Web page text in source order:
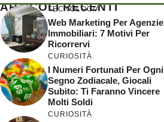
ARTICOLI RECENTI
TECNOLOGIA
Web Marketing Per Agenzie
Immobiliari: 7 Motivi Per
Ricorrervi
CURIOSITÀ
I Numeri Fortunati Per Ogni
Segno Zodiacale, Giocali
Subito: Ti Faranno Vincere
Molti Soldi
CURIOSITÀ